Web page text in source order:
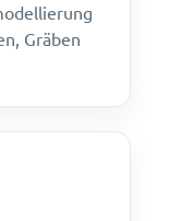
Gräben